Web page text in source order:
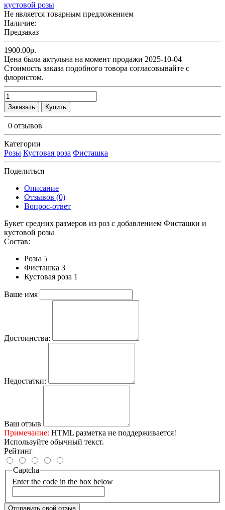
Не является товарным предложением
Наличие:
Предзаказ
1900.00р.
Цена была актульна на момент продажи 2025-10-04
Cтоимость заказа подобного товора согласовывайте с
флористом.
Заказать Купить
0 отзывов
Категории
Розы Кустовая роза Фисташка
Поделиться
Описание
Отзывов (0)
Вопрос-ответ
Букет средних размеров из роз c добавлением Фисташки и
кустовой розы
Состав:
Розы 5
Фисташка 3
Кустовая роза 1
Ваше имя
Достоинства:
Недостатки:
Ваш отзыв
Примечание: HTML разметка не поддерживается!
Используйте обычный текст.
Рейтинг
Captcha
Enter the code in the box below
Отправить свой отзыв